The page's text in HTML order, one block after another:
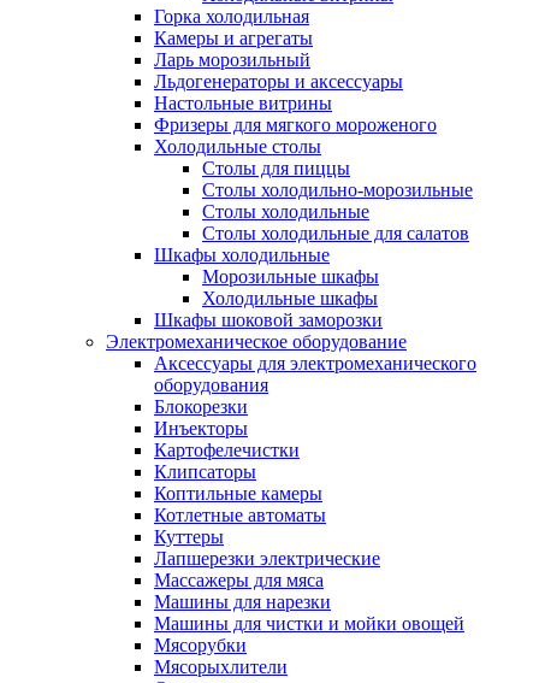
Горка холодильная
Камеры и агрегаты
Ларь морозильный
Льдогенераторы и аксессуары
Настольные витрины
Фризеры для мягкого мороженого
Холодильные столы
Столы для пиццы
Столы холодильно-морозильные
Столы холодильные
Столы холодильные для салатов
Шкафы холодильные
Mорозильные шкафы
Холодильные шкафы
Шкафы шоковой заморозки
Электромеханическое оборудование
Аксессуары для электромеханического
оборудования
Блокорезки
Инъекторы
Картофелечистки
Клипсаторы
Коптильные камеры
Котлетные автоматы
Куттеры
Лапшерезки электрические
Массажеры для мяса
Машины для нарезки
Машины для чистки и мойки овощей
Мясорубки
Мясорыхлители